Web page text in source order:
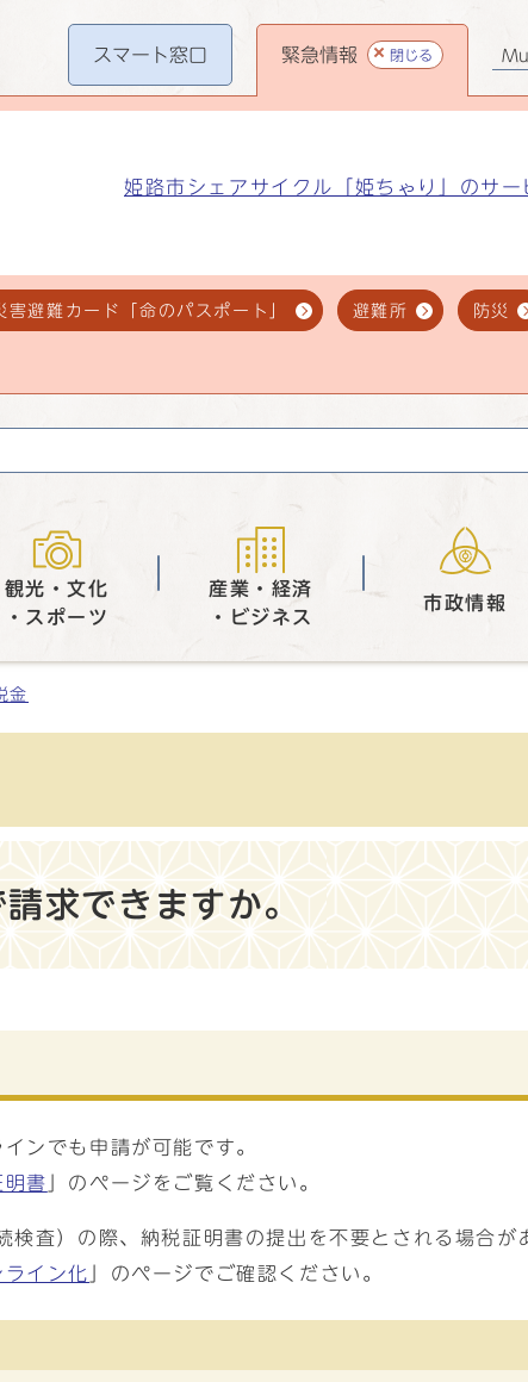
スマート窓口 緊急情報 閉じる
姫路市シェアサイクル「姫ちゃり」のサ
害避難カード「命のパスポート」 避難所 防災
観光・文化
・スポーツ
産業・経済
・ビジネス
市政情報
金
求できますか。
ンでも申請が可能です。
明書 」のページをご覧ください。
査）の際、納税証明書の提出を不要とされる場合が
イン化 」のページでご確認ください。